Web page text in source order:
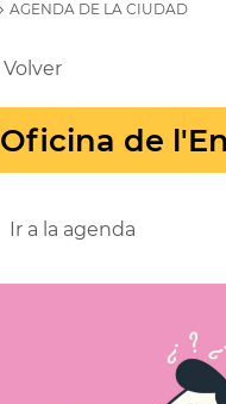
AGENDA DE LA CIUDAD
Volver
Oficina de
Ir a la agenda